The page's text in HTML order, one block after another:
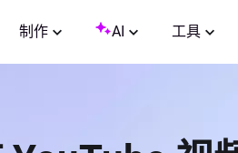
制作 AI 工具